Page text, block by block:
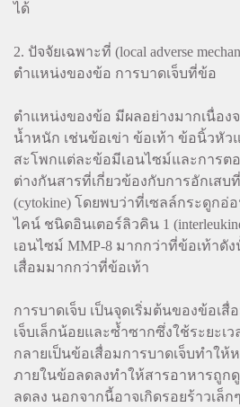
ได้
2. ปัจจัยเฉพาะที่ (local adverse
ตำแหน่งของข้อ การบาดเจ็บที่ข้อ
ตำแหน่งของข้อ มีผลอย่างมากเนื่อง
น้ำหนัก เช่นข้อเข่า ข้อเท้า ข้อนิ้วหัว
สะโพกแต่ละข้อมีเอนไซม์และการต
ต่างกันสารที่เกี่ยวข้องกับการอักเส
(cytokine) โดยพบว่าที่เซลล์กระดูกอ่
ไคน์ ชนิดอินเตอร์ลิวคิน 1
เอนไซม์ MMP-8 มากกว่าที่ข้อเท้าดั
เสื่อมมากกว่าที่ข้อเท้า
การบาดเจ็บ เป็นจุดเริ่มต้นของข้อเสื่
เจ็บเล็กน้อยและซ้ำซากซึ่งใช้ระยะเ
กลายเป็นข้อเสื่อมการบาดเจ็บทำให้
ภายในข้อลดลงทำให้สารอาหารถูก
ลดลง นอกจากนี้อาจเกิดรอยร้าวเล็ก